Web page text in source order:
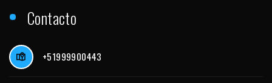
Contacto
+51999900443